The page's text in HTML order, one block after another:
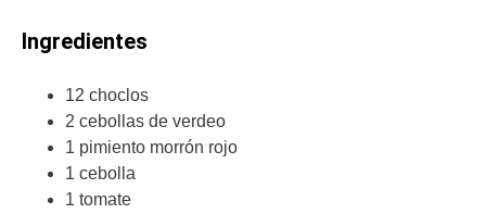
Ingredientes
12 choclos
2 cebollas de verdeo
1 pimiento morrón rojo
1 cebolla
1 tomate